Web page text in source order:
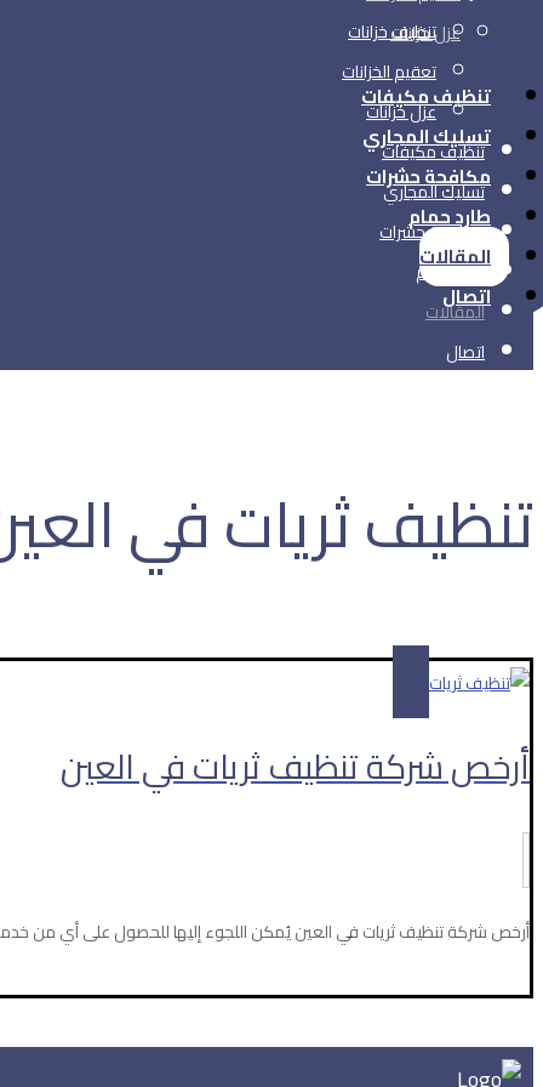
عزل خزانات
تنظيف مكيفات
تسليك المجاري
مكافحة حشرات
طارد حمام
المقالات
اتصال
تنظيف خزانات
تعقيم الخزانات
عزل خزانات
تنظيف مكيفات
تسليك المجاري
مكافحة حشرات
طارد حمام
المقالات
اتصال
تنظيف ثريات في
أرخص شركة تنظيف ثريات في العين
أرخص شركة تنظيف ثريات في العين يُمكن اللجوء إليها للحصول على أي من